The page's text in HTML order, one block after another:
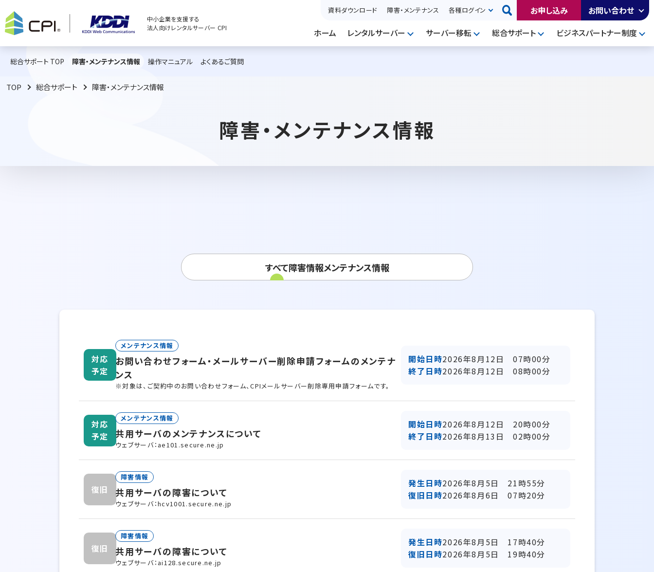
中小企業を支援する
法人向けレンタルサーバー CPI
資料ダウンロード 障害・メンテナンス 各種ログイン お申し込み
お問い合わせ
ホーム
レンタルサーバー サーバー移転 総合サポート ビジネスパートナー制度
総合サポート TOP 障害・メンテナンス情報 操作マニュアル よくあるご質問
TOP 総合サポート 障害・メンテナンス情報
障害・メンテナンス情報
すべて障害情報メンテナンス情報
対応
予定
メンテナンス情報
お問い合わせフォーム・メールサーバー削除申請フォームのメンテナ
ンス
※対象は、ご契約中のお問い合わせフォーム、CPIメールサーバー削除専用申請フォームです。
開始日時2026年8月12日 07時00分
終了日時2026年8月12日 08時00分
対応
予定
メンテナンス情報
共用サーバのメンテナンスについて
ウェブサーバ：ae101.secure.ne.jp
開始日時2026年8月12日 20時00分
終了日時2026年8月13日 02時00分
復旧
障害情報
共用サーバの障害について
ウェブサーバ：hcv1001.secure.ne.jp
発生日時2026年8月5日 21時55分
復旧日時2026年8月6日 07時20分
復旧
障害情報
共用サーバの障害について
ウェブサーバ：ai128.secure.ne.jp
発生日時2026年8月5日 17時40分
復旧日時2026年8月5日 19時40分